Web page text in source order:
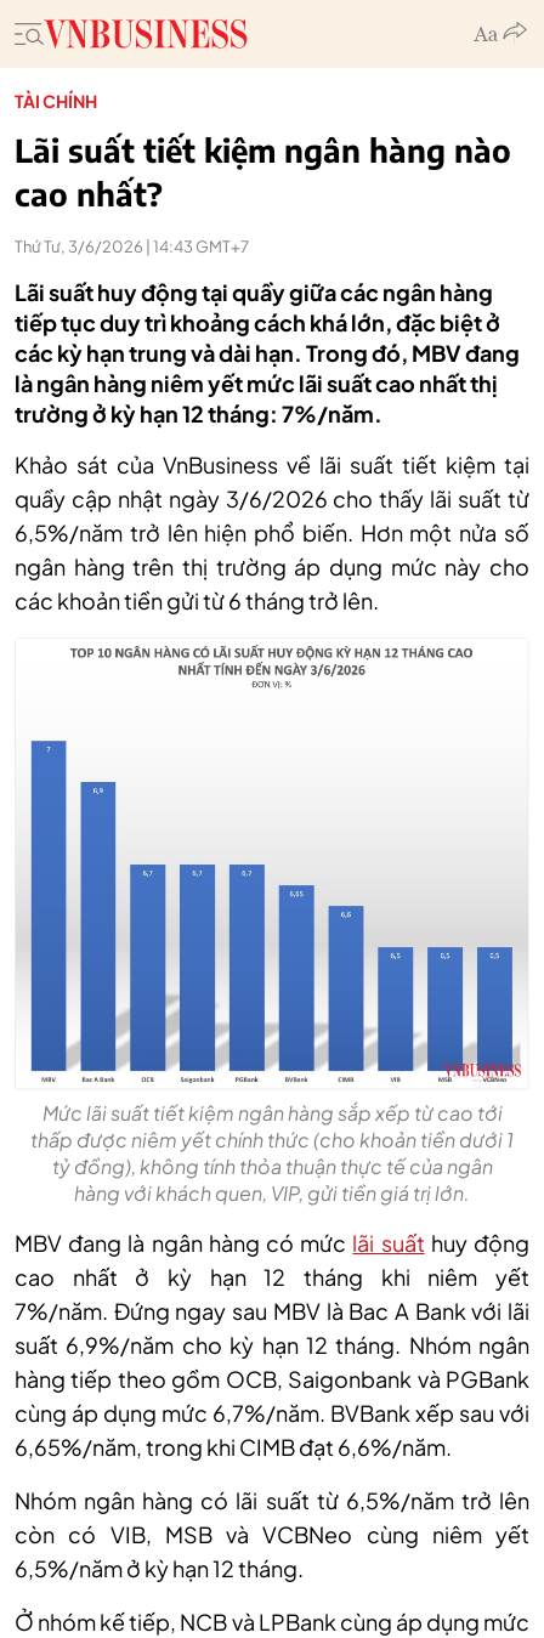
TÀI CHÍNH
Lãi suất tiết kiệm ngân hàng nào
cao nhất?
Thứ Tư, 3/6/2026 | 14:43 GMT+7
Lãi suất huy động tại quầy giữa các ngân hàng
tiếp tục duy trì khoảng cách khá lớn, đặc biệt ở
các kỳ hạn trung và dài hạn. Trong đó, MBV đang
là ngân hàng niêm yết mức lãi suất cao nhất thị
trường ở kỳ hạn 12 tháng: 7%/năm.
Khảo sát của VnBusiness về lãi suất tiết kiệm tại
quầy cập nhật ngày 3/6/2026 cho thấy lãi suất từ
6,5%/năm trở lên hiện phổ biến. Hơn một nửa số
ngân hàng trên thị trường áp dụng mức này cho
các khoản tiền gửi từ 6 tháng trở lên.
Mức lãi suất tiết kiệm ngân hàng sắp xếp từ cao tới
thấp được niêm yết chính thức (cho khoản tiền dưới 1
tỷ đồng), không tính thỏa thuận thực tế của ngân
hàng với khách quen, VIP, gửi tiền giá trị lớn.
MBV đang là ngân hàng có mức lãi suất huy động
cao nhất ở kỳ hạn 12 tháng khi niêm yết
7%/năm. Đứng ngay sau MBV là Bac A Bank với lãi
suất 6,9%/năm cho kỳ hạn 12 tháng. Nhóm ngân
hàng tiếp theo gồm OCB, Saigonbank và PGBank
cùng áp dụng mức 6,7%/năm. BVBank xếp sau với
6,65%/năm, trong khi CIMB đạt 6,6%/năm.
Nhóm ngân hàng có lãi suất từ 6,5%/năm trở lên
còn có VIB, MSB và VCBNeo cùng niêm yết
6,5%/năm ở kỳ hạn 12 tháng.
Ở nhóm kế tiếp, NCB và LPBank cùng áp dụng mức